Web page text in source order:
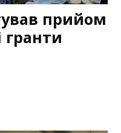
прийом
гранти